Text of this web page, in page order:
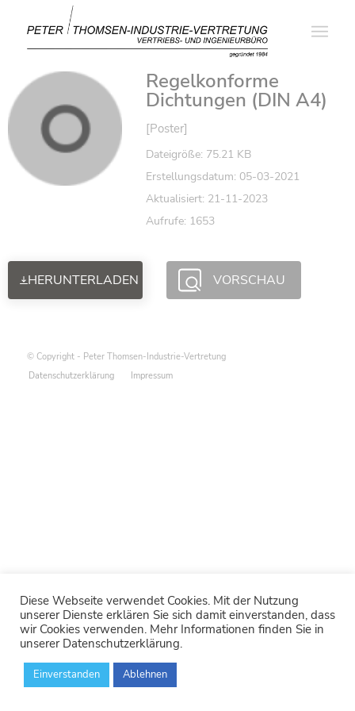
Regelkonforme
Dichtungen (DIN A4)
[Poster]
Dateigröße: 75.21 KB
Erstellungsdatum: 05-03-2021
Aktualisiert: 21-11-2023
Aufrufe: 1653
HERUNTERLADEN VORSCHAU
© Copyright - Peter Thomsen-Industrie-Vertretung
Datenschutzerklärung
Impressum
Diese Webseite verwendet Cookies. Mit der Nutzung
unserer Dienste erklären Sie sich damit einverstanden, dass
wir Cookies verwenden. Mehr Informationen finden Sie in
unserer Datenschutzerklärung.
Einverstanden Ablehnen